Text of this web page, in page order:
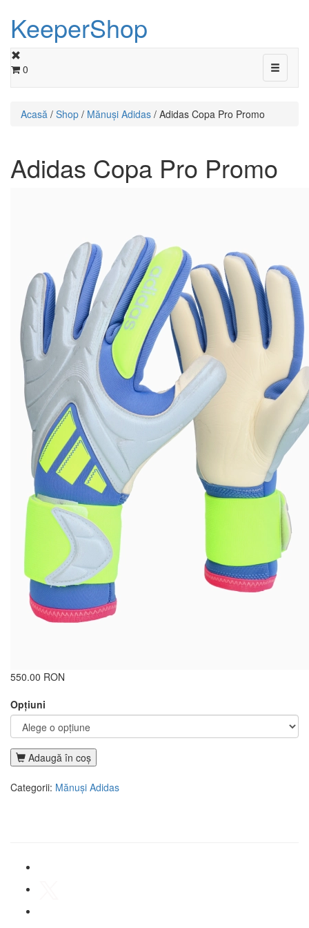
KeeperShop
Toggle
0
Acasă / Shop / Mănuși Adidas / Adidas Copa Pro Promo
Adidas Copa Pro Promo
550.00 RON
Opţiuni
Adaugă în coş
Categorii: Mănuși Adidas